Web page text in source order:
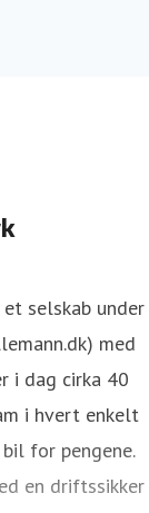
et selskab under
med
i dag cirka 40
i hvert enkelt
for pengene.
en driftssikker